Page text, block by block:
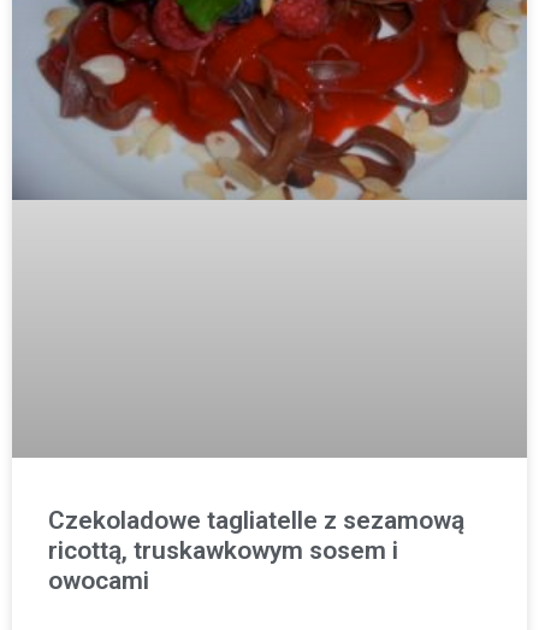
Czekoladowe tagliatelle z sezamową
ricottą, truskawkowym sosem i
owocami